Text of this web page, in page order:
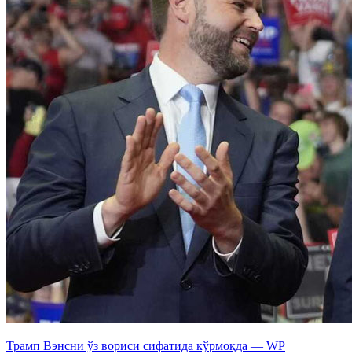
Трамп Вэнсни ўз вориси сифатида кўрмоқда — WP